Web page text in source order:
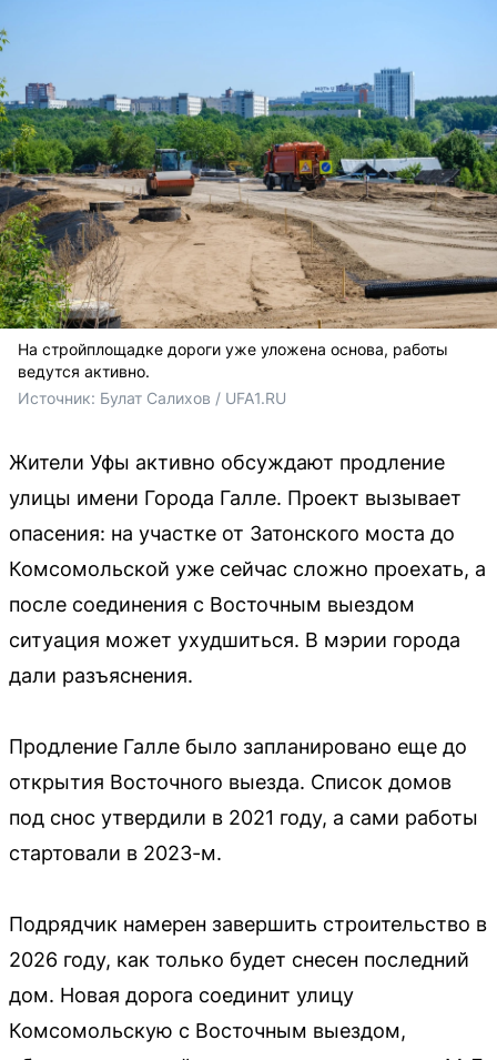
На стройплощадке дороги уже уложена основа, работы
ведутся активно.
Источник: Булат Салихов / UFA1.RU
Жители Уфы активно обсуждают продление
улицы имени Города Галле. Проект вызывает
опасения: на участке от Затонского моста до
Комсомольской уже сейчас сложно проехать, а
после соединения с Восточным выездом
ситуация может ухудшиться. В мэрии города
дали разъяснения.
Продление Галле было запланировано еще до
открытия Восточного выезда. Список домов
под снос утвердили в 2021 году, а сами работы
стартовали в 2023-м.
Подрядчик намерен завершить строительство в
2026 году, как только будет снесен последний
дом. Новая дорога соединит улицу
Комсомольскую с Восточным выездом,